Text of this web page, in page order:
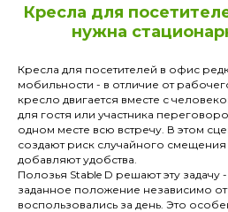
Кресла для
нужна
Кресла для посетителей в офис
мобильности - в отличие от
кресло двигается вместе с
для гостя или участника
одном месте всю встречу. В этом
создают риск случайного смещения
добавляют удобства.
Полозья Stable D решают эту задачу
заданное положение независимо
воспользовались за день. Это